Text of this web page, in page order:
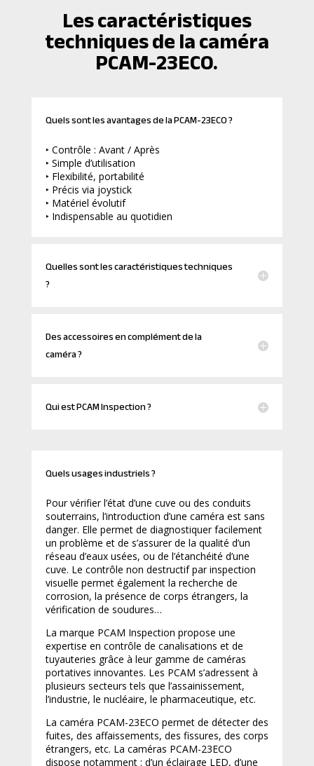
Les caractéristiques
techniques de la caméra
PCAM-23ECO.
Quels sont les avantages de la PCAM-23ECO ?
‣ Contrôle : Avant / Après
‣ Simple d’utilisation
‣ Flexibilité, portabilité
‣ Précis via joystick
‣ Matériel évolutif
‣ Indispensable au quotidien
Quelles sont les caractéristiques techniques
?
Des accessoires en complément de la
caméra ?
Qui est PCAM Inspection ?
Quels usages industriels ?
Pour vérifier l’état d’une cuve ou des conduits
souterrains, l’introduction d’une caméra est sans
danger. Elle permet de diagnostiquer facilement
un problème et de s’assurer de la qualité d’un
réseau d’eaux usées, ou de l’étanchéité d’une
cuve. Le contrôle non destructif par inspection
visuelle permet également la recherche de
corrosion, la présence de corps étrangers, la
vérification de soudures…
La marque PCAM Inspection propose une
expertise en contrôle de canalisations et de
tuyauteries grâce à leur gamme de caméras
portatives innovantes. Les PCAM s’adressent à
plusieurs secteurs tels que l’assainissement,
l’industrie, le nucléaire, le pharmaceutique, etc.
La caméra PCAM-23ECO permet de détecter des
fuites, des affaissements, des fissures, des corps
étrangers, etc. La caméras PCAM-23ECO
dispose notamment : d’un éclairage LED, d’une